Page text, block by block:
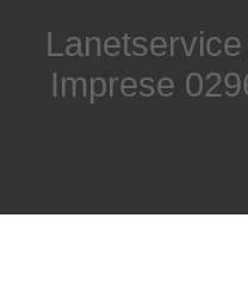
Imprese